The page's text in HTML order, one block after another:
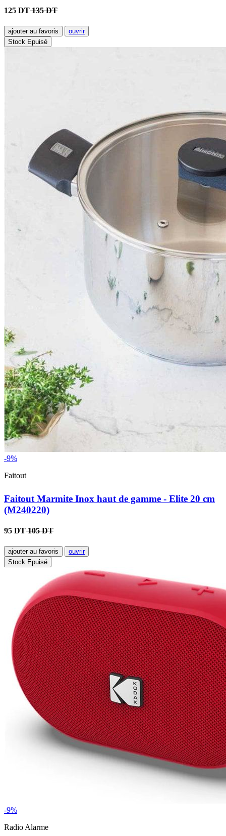
125 DT135 DT
ajouter au favoris
ouvrir
Stock Epuisé
-9%
Faitout
Faitout Marmite Inox haut de gamme - Elite 20 cm
(M240220)
95 DT105 DT
ajouter au favoris
ouvrir
Stock Epuisé
-9%
Radio Alarme